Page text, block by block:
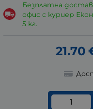
Безплатна
офис с куриер
5 кг.
21.70